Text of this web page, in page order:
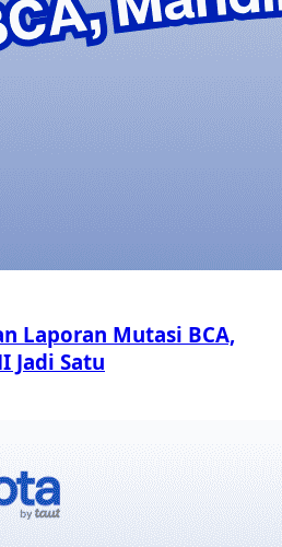
Laporan Mutasi BCA,
Jadi Satu